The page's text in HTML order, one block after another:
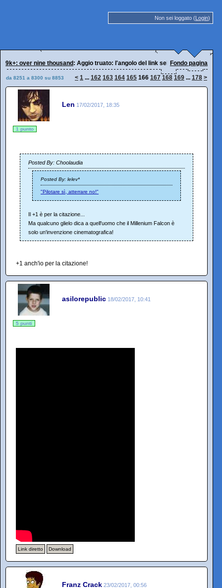
Non sei loggato (Login)
9k+: over nine thousand : Aggio truato: l'angolo del link selvaggioFondo pagina
da 8251 a 8300 su 8853 < 1 ... 162 163 164 165 166 167 168 169 ... 178 >
Len 17/02/2017, 18:35
1 punto
Posted By: Choolaudia
Posted By: lelev*
"Pilotare sì, atterrare no!"
Il +1 è per la citazione...
Ma qualcuno glielo dica a quell'uomo che il Millenium Falcon è
solo un'invenzione cinematografica!
+1 anch'io per la citazione!
asilorepublic 18/02/2017, 10:41
5 punti
Link diretto Download
Franz Crack 23/02/2017, 00:56